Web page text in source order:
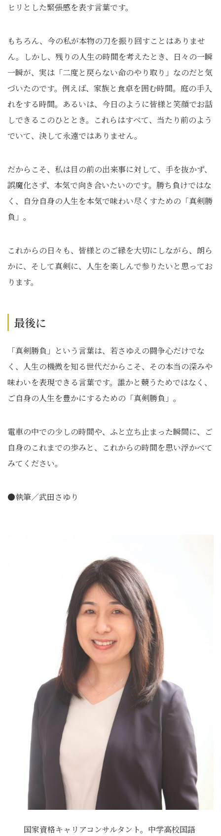
ヒリとした緊張感を表す言葉です。
もちろん、今の私が本物の刀を振り回すことはありませ
ん。しかし、残りの人生の時間を考えたとき、日々の一瞬
一瞬が、実は「二度と戻らない命のやり取り」なのだと気
づいたのです。例えば、家族と食卓を囲む時間。庭の手入
れをする時間。あるいは、今日のように皆様と笑顔でお話
しできるこのひととき。これらはすべて、当たり前のよう
でいて、決して永遠ではありません。
だからこそ、私は目の前の出来事に対して、手を抜かず、
誤魔化さず、本気で向き合いたいのです。勝ち負けではな
く、自分自身の人生を本気で味わい尽くすための「真剣勝
負」。
これからの日々も、皆様とのご縁を大切にしながら、朗ら
かに、そして真剣に、人生を楽しんで参りたいと思ってお
ります。
最後に
「真剣勝負」という言葉は、若さゆえの闘争心だけでな
く、人生の機微を知る世代だからこそ、その本当の深みや
味わいを表現できる言葉です。誰かと競うためではなく、
ご自身の人生を豊かにするための「真剣勝負」。
電車の中での少しの時間や、ふと立ち止まった瞬間に、ご
自身のこれまでの歩みと、これからの時間を思い浮かべて
みてください。
●執筆／武田さゆり
国家資格キャリアコンサルタント。中学高校国語